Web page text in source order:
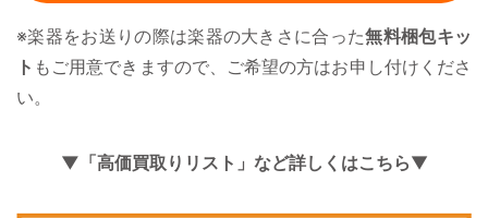
※楽器をお送りの際は楽器の大きさに合った無料梱包キッ
ト もご用意できますので、ご希望の方はお申し付けくださ
い。
▼「高価買取りリスト」など詳しくはこちら▼